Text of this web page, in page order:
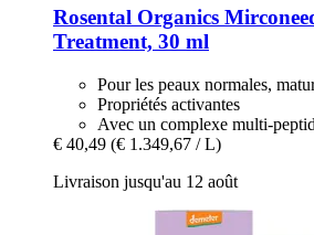
Rosental Organics
Treatment, 30 ml
Pour les peaux normales,
Propriétés activantes
Avec un complexe multi-
€ 40,49 (€ 1.349,67 / L)
Livraison jusqu'au 12 août